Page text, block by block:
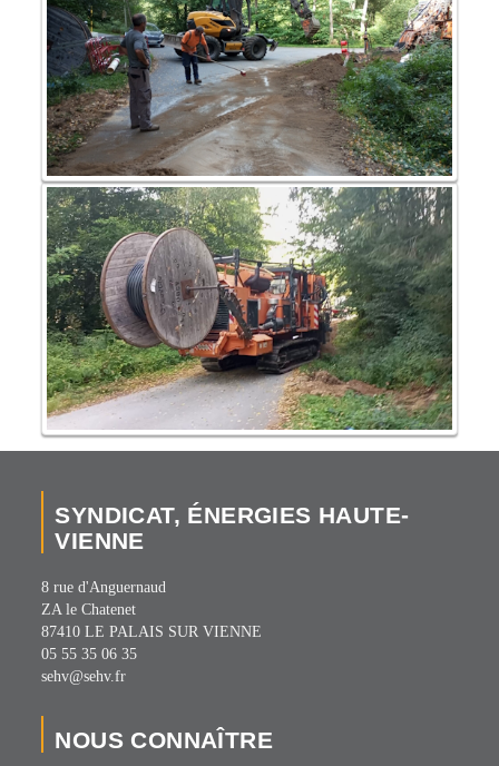
SYNDICAT, ÉNERGIES HAUTE-
VIENNE
8 rue d'Anguernaud
ZA le Chatenet
87410 LE PALAIS SUR VIENNE
05 55 35 06 35
sehv@sehv.fr
NOUS CONNAÎTRE